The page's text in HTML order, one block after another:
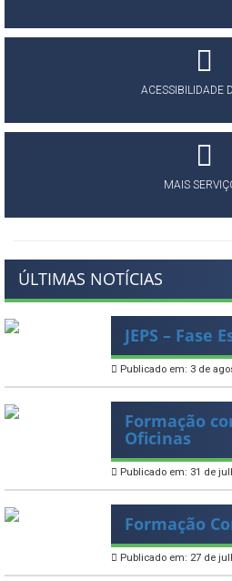
ACESSIBILIDADE
MAIS
ÚLTIMAS NOTÍCIAS
JEPS – Fase
Publicado em: 3 de
Formação
Oficinas
Publicado em: 31 de
Formação
Publicado em: 27 de